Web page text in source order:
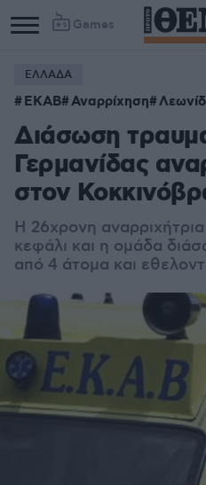
Games
ΕΛΛΑΔΑ
ΕΚΑΒ Αναρρίχηση
Διάσωση
Γερμανίδας
στον
Η 26χρονη
κεφάλι και η ομάδα
από 4 άτομα και